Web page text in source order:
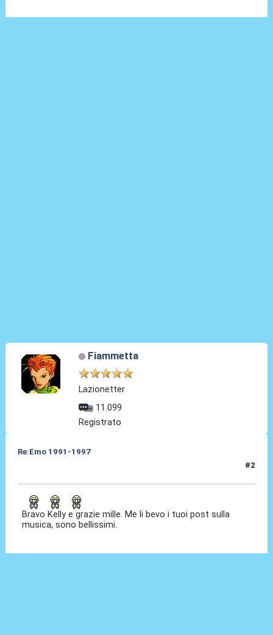
Fiammetta
Lazionetter
11.099
Registrato
Re:Emo 1991-1997
#2
Bravo Kelly e grazie mille. Me li bevo i tuoi post sulla
musica, sono bellissimi.